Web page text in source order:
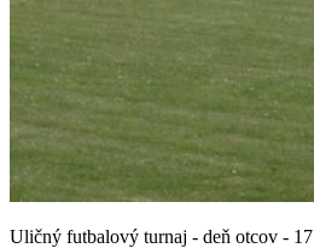
Uličný futbalový turnaj - deň otcov - 17